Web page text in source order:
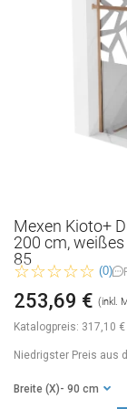
Mexen Kioto+
200 cm,
85
(0)
Katalogpreis: 317,10 €
253,69 € (inkl.
Niedrigster Preis aus
Breite (X) - 90 cm